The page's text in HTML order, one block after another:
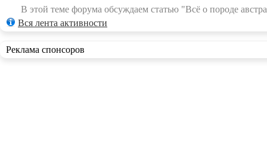
В этой теме форума обсуждаем статью "Всё о породе
Вся лента активности
Реклама спонсоров